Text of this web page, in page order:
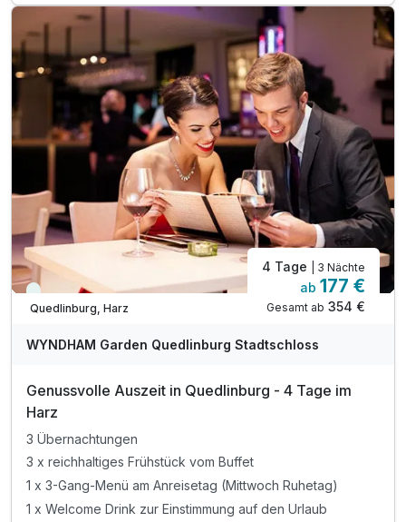
1 x süße Überraschung für die Kids
1 x Stadtplan zur Mitnahme an der Rezeption
inkl. Saunanutzung im Hotel
inkl. Nutzung des öffentl. Nahverkehrs
Viele Termine frei
Quedlinburg, Harz
4 Tage | 3 Nächte
ab 177 €
Gesamt ab 354 €
WYNDHAM Garden Quedlinburg Stadtschloss
Genussvolle Auszeit in Quedlinburg - 4 Tage im
Harz
3 Übernachtungen
3 x reichhaltiges Frühstück vom Buffet
1 x 3-Gang-Menü am Anreisetag (Mittwoch Ruhetag)
1 x Welcome Drink zur Einstimmung auf den Urlaub